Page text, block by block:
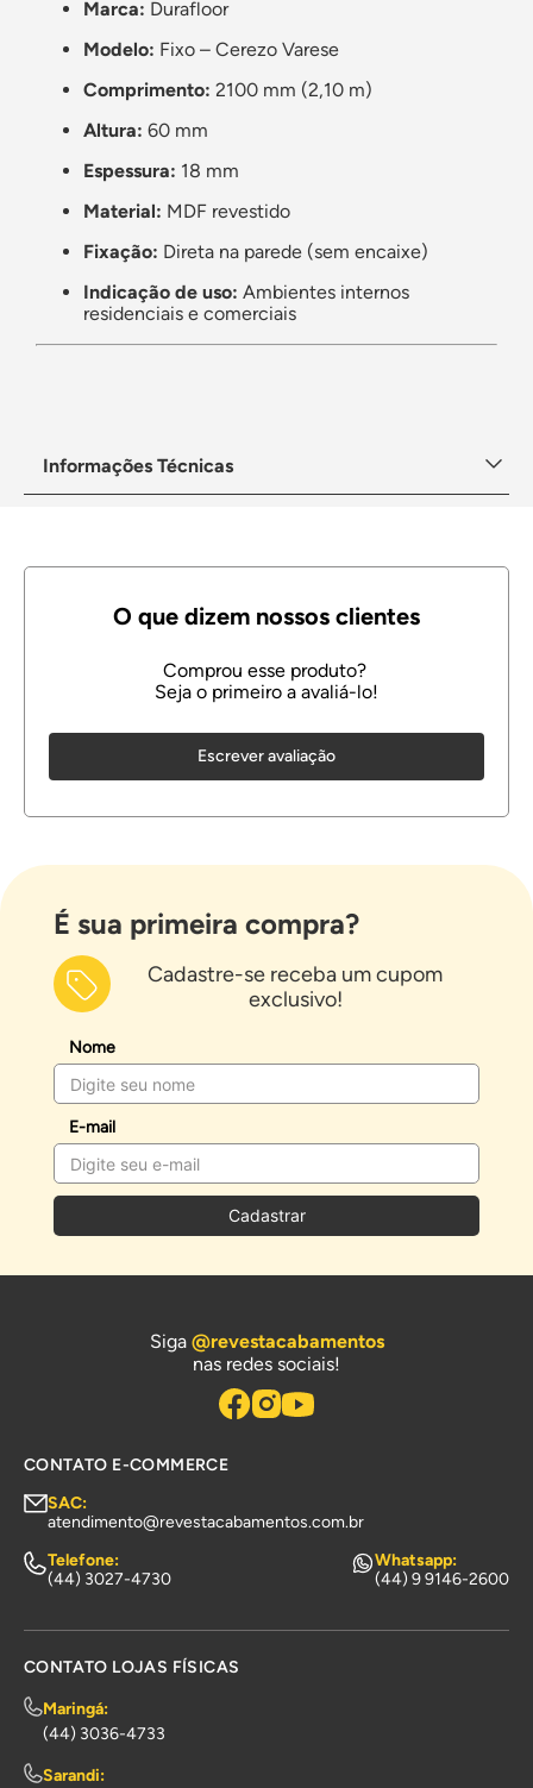
Marca: Durafloor
Modelo: Fixo – Cerezo Varese
Comprimento: 2100 mm (2,10 m)
Altura: 60 mm
Espessura: 18 mm
Material: MDF revestido
Fixação: Direta na parede (sem encaixe)
Indicação de uso: Ambientes internos
residenciais e comerciais
Informações Técnicas
Escrever avaliação
É sua primeira compra?
Cadastre-se receba um cupom
exclusivo!
Nome
E-mail
Cadastrar
Siga @revestacabamentos
nas redes sociais!
CONTATO E-COMMERCE
SAC:
atendimento@revestacabamentos.com.br
Telefone:
(44) 3027-4730
Whatsapp:
(44) 9 9146-2600
CONTATO LOJAS FÍSICAS
Maringá:
(44) 3036-4733
Sarandi: